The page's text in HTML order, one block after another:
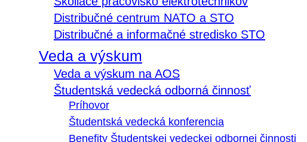
Distribučné centrum NATO a STO
Distribučné a informačné stredisko STO
Veda a výskum
Veda a výskum na AOS
Študentská vedecká odborná činnosť
Príhovor
Študentská vedecká konferencia
Benefity Študentskej vedeckej odbornej činnosti